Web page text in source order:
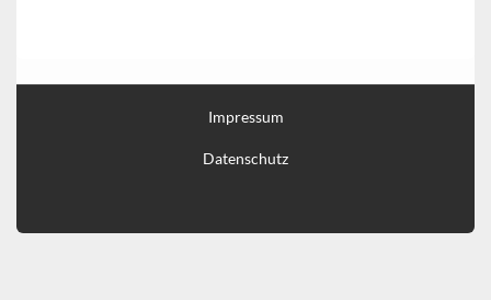
Impressum
Datenschutz